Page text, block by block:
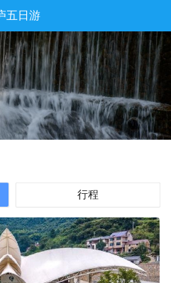
五日游
行程